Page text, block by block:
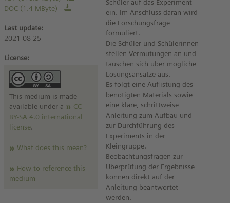
DOC (1.4 MByte)
Last update:
2021-08-25
License:
This medium is made
available under a
CC
BY-SA 4.0 international
license.
What does this mean?
How to reference this
medium
Schüler auf das Experiment
ein. Im Anschluss daran wird
die Forschungsfrage
formuliert.
Die Schüler und Schülerinnen
stellen Vermutungen an und
tauschen sich über mögliche
Lösungsansätze aus.
Es folgt eine Auflistung des
benötigten Materials sowie
eine klare, schrittweise
Anleitung zum Aufbau und
zur Durchführung des
Experiments in der
Kleingruppe.
Beobachtungsfragen zur
Überprüfung der Ergebnisse
können direkt auf der
Anleitung beantwortet
werden.